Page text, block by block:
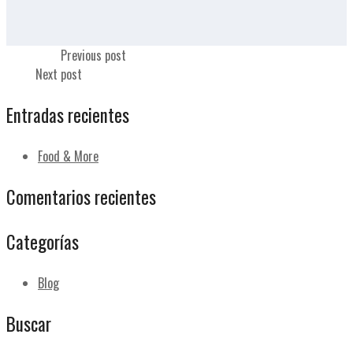
Previous post
Next post
Entradas recientes
Food & More
Comentarios recientes
Categorías
Blog
Buscar